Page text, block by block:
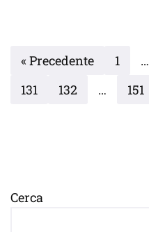
« Precedente 1 …
131
132 … 151
Cerca